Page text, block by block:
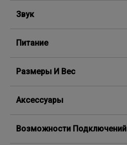
Звук
Питание
Размеры И Вес
Аксессуары
Возможности Подключений